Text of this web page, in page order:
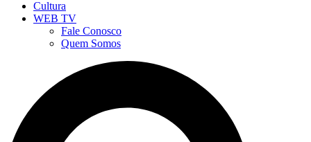
Cultura
WEB TV
Fale Conosco
Quem Somos